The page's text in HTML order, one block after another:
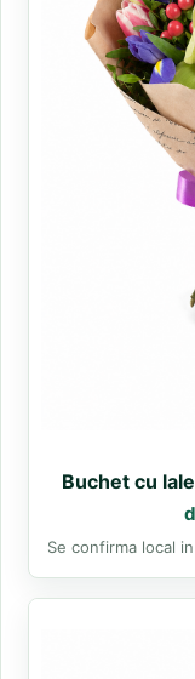
Buchet cu
Se confirma local